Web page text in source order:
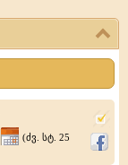
(ძვ. სტ. 25